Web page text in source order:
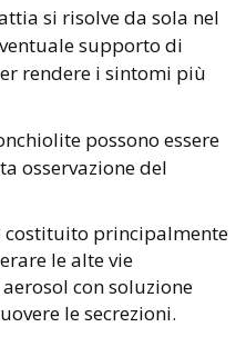
si risolve da sola nel
supporto di
rendere i sintomi più
possono essere
osservazione del
principalmente
le alte vie
con soluzione
le secrezioni.